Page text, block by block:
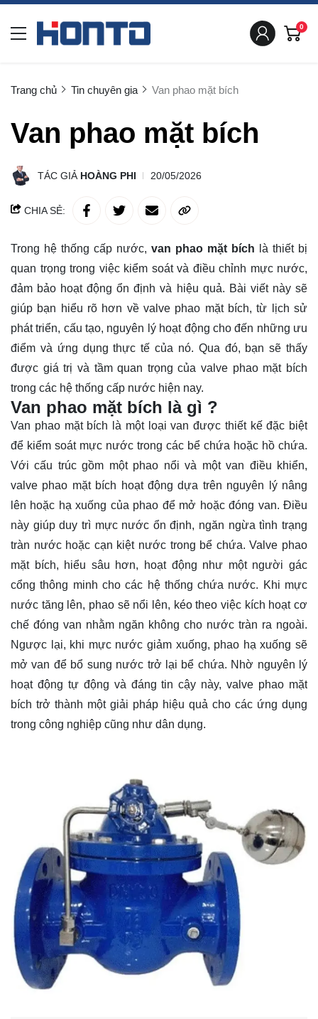
0
Trang chủ Tin chuyên gia Van phao mặt bích
Van phao mặt bích
TÁC GIẢ HOÀNG PHI 20/05/2026
CHIA SẺ:
Trong hệ thống cấp nước, van phao mặt bích là thiết bị
quan trọng trong việc kiểm soát và điều chỉnh mực nước,
đảm bảo hoạt động ổn định và hiệu quả. Bài viết này sẽ
giúp bạn hiểu rõ hơn về valve phao mặt bích, từ lịch sử
phát triển, cấu tạo, nguyên lý hoạt động cho đến những ưu
điểm và ứng dụng thực tế của nó. Qua đó, bạn sẽ thấy
được giá trị và tầm quan trọng của valve phao mặt bích
trong các hệ thống cấp nước hiện nay.
Van phao mặt bích là gì ?
Van phao mặt bích là một loại van được thiết kế đặc biệt
để kiểm soát mực nước trong các bể chứa hoặc hồ chứa.
Với cấu trúc gồm một phao nổi và một van điều khiển,
valve phao mặt bích hoạt động dựa trên nguyên lý nâng
lên hoặc hạ xuống của phao để mở hoặc đóng van. Điều
này giúp duy trì mực nước ổn định, ngăn ngừa tình trạng
tràn nước hoặc cạn kiệt nước trong bể chứa. Valve phao
mặt bích, hiểu sâu hơn, hoạt động như một người gác
cổng thông minh cho các hệ thống chứa nước. Khi mực
nước tăng lên, phao sẽ nổi lên, kéo theo việc kích hoạt cơ
chế đóng van nhằm ngăn không cho nước tràn ra ngoài.
Ngược lại, khi mực nước giảm xuống, phao hạ xuống sẽ
mở van để bổ sung nước trở lại bể chứa. Nhờ nguyên lý
hoạt động tự động và đáng tin cậy này, valve phao mặt
bích trở thành một giải pháp hiệu quả cho các ứng dụng
trong công nghiệp cũng như dân dụng.